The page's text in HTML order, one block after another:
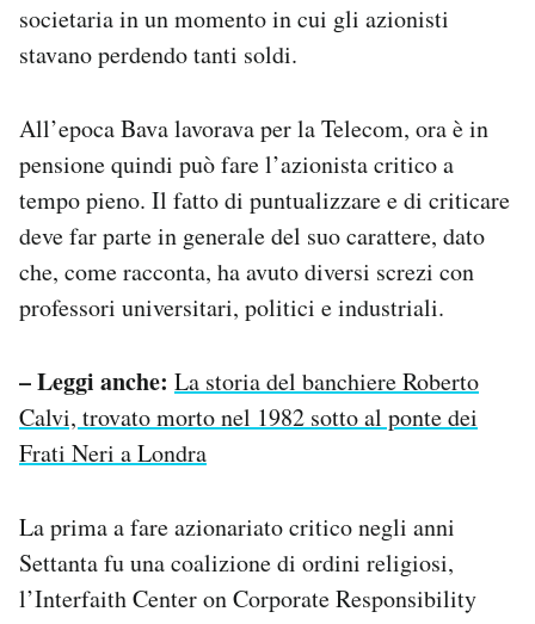
societaria in un momento in cui gli azionisti
stavano perdendo tanti soldi.
All’epoca Bava lavorava per la Telecom, ora è in
pensione quindi può fare l’azionista critico a
tempo pieno. Il fatto di puntualizzare e di criticare
deve far parte in generale del suo carattere, dato
che, come racconta, ha avuto diversi screzi con
professori universitari, politici e industriali.
– Leggi anche: La storia del banchiere Roberto
Calvi, trovato morto nel 1982 sotto al ponte dei
Frati Neri a Londra
La prima a fare azionariato critico negli anni
Settanta fu una coalizione di ordini religiosi,
l’Interfaith Center on Corporate Responsibility